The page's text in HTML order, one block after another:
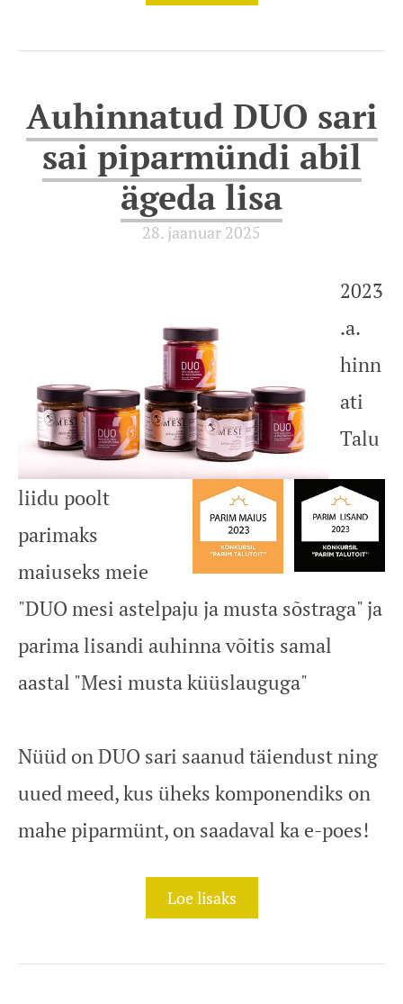
Auhinnatud DUO sari
sai piparmündi abil
ägeda lisa
28. jaanuar 2025
2023
.a.
hinn
ati
Talu
liidu poolt
parimaks
maiuseks meie
"DUO mesi astelpaju ja musta sõstraga" ja
parima lisandi auhinna võitis samal
aastal "Mesi musta küüslauguga"
Nüüd on DUO sari saanud täiendust ning
uued meed, kus üheks komponendiks on
mahe piparmünt, on saadaval ka e-poes!
Loe lisaks